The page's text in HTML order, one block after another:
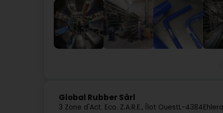
Global Rubber Sàrl
3 Zone d'Act. Eco. Z.A.R.E., Îlot OuestL-4384